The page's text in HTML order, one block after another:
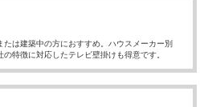
たは建築中の方におすすめ。ハウスメーカー別
特徴に対応したテレビ壁掛けも得意です。